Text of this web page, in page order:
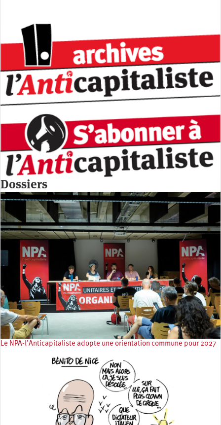
Dossiers
Le NPA-l’Anticapitaliste adopte une orientation commune pour 2027